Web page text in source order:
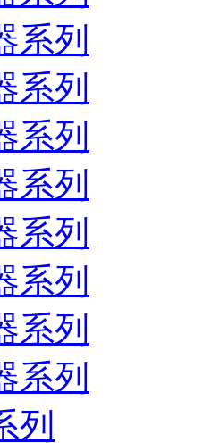
系列
系列
系列
系列
系列
系列
系列
系列
列